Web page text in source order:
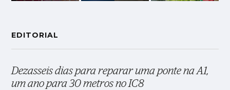
EDITORIAL
Dezasseis dias para reparar uma ponte na A1,
um ano para 30 metros no IC8